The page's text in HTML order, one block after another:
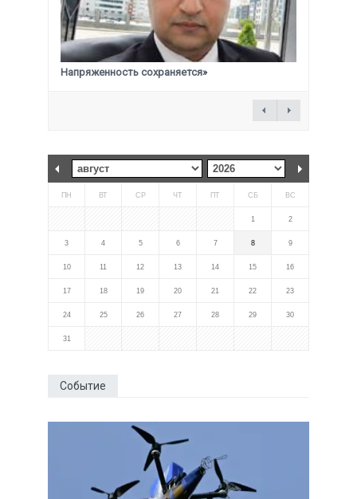
Напряженность сохраняется»
ПН ВТ СР ЧТ ПТ СБ ВС
1 2
3 4 5 6 7 8 9
10 11 12 13 14 15 16
17 18 19 20 21 22 23
24 25 26 27 28 29 30
31
Событие